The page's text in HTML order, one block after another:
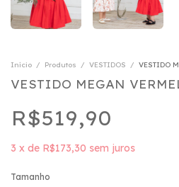
Início / Produtos / VESTIDOS / VESTIDO
VESTIDO MEGAN
R$519,90
3 x de R$173,30 sem juros
Tamanho